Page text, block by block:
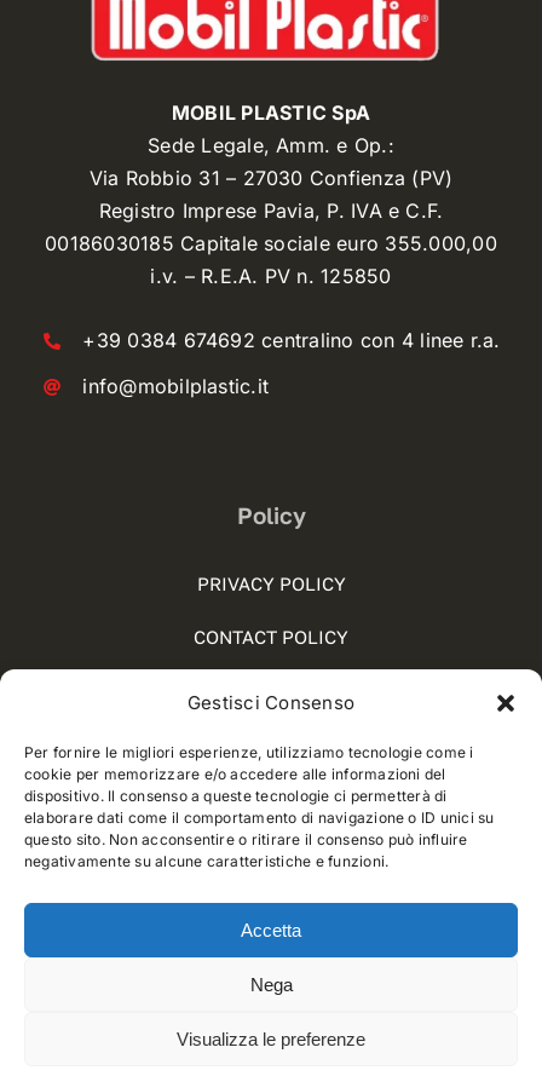
Gestisci Consenso
Per fornire le migliori esperienze, utilizziamo tecnologie come i
cookie per memorizzare e/o accedere alle informazioni del
dispositivo. Il consenso a queste tecnologie ci permetterà di
elaborare dati come il comportamento di navigazione o ID unici su
questo sito. Non acconsentire o ritirare il consenso può influire
negativamente su alcune caratteristiche e funzioni.
Accetta
Nega
Visualizza le preferenze
MOBIL PLASTIC SpA
Sede Legale, Amm. e Op.:
Via Robbio 31 – 27030 Confienza (PV)
Registro Imprese Pavia, P. IVA e C.F.
00186030185 Capitale sociale euro 355.000,00
i.v. – R.E.A. PV n. 125850
+39 0384 674692 centralino con 4 linee r.a.
info@mobilplastic.it
Policy
PRIVACY POLICY
CONTACT POLICY
COOKIE POLICY (UE)
SOCIAL MEDIA POLICY
WHISTLEBLOWING
© 2012 - 2025 • Developed byWay Solutions